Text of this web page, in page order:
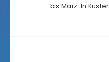
bis März. In